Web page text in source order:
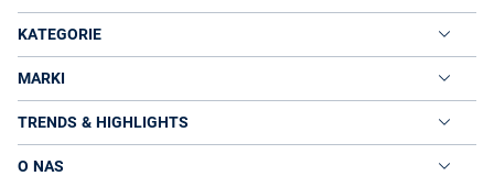
KATEGORIE
MARKI
TRENDS & HIGHLIGHTS
O NAS